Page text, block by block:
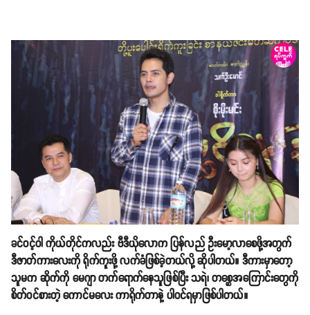
ခင်ဝင့်ဝါ ကိုယ်တိုင်ကလည်း ဗီဒီယိုလောက ပြန်လည် ဦးမော့လာစေဖို့အတွက်
ဒီဇာတ်ကားလေးကို ရိုက်ကူးဖို့ လက်ခံဖြစ်ခဲ့တယ်လို့ ဆိုပါတယ်။ ဒီကားမှာတော့
သူမက ဆိုက်ကို မေဂျာ တက်ရောက်နေသူဖြစ်ပြီး သရဲ၊ တစ္ဆေအကြောင်းတွေကို
စိတ်ဝင်စားတဲ့ ကောင်မလေး ကာရိုက်တာနဲ့ ပါဝင်ရမှာဖြစ်ပါတယ်။